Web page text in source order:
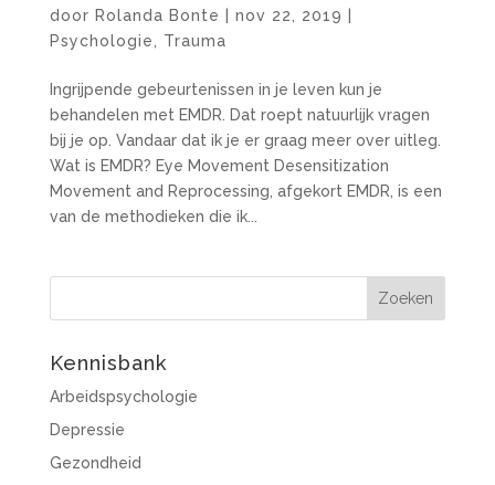
door Rolanda Bonte | nov 22, 2019 |
Psychologie
Trauma
Ingrijpende gebeurtenissen in je leven kun je
behandelen met EMDR. Dat roept natuurlijk vragen
bij je op. Vandaar dat ik je er graag meer over uitleg.
Wat is EMDR? Eye Movement Desensitization
Movement and Reprocessing, afgekort EMDR, is een
van de methodieken die ik...
Kennisbank
Arbeidspsychologie
Depressie
Gezondheid